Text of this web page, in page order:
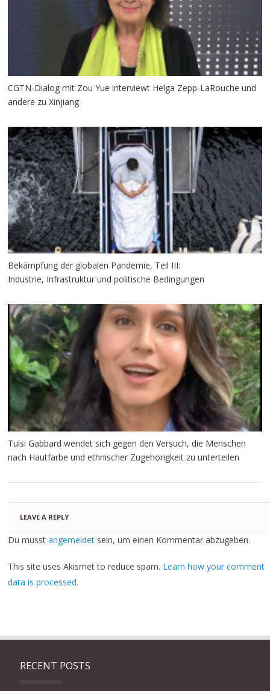
CGTN-Dialog mit Zou Yue interviewt Helga Zepp-LaRouche und
andere zu Xinjiang
Bekämpfung der globalen Pandemie, Teil III:
Industrie, Infrastruktur und politische Bedingungen
Tulsi Gabbard wendet sich gegen den Versuch, die Menschen
nach Hautfarbe und ethnischer Zugehörigkeit zu unterteilen
LEAVE A REPLY
Du musstangemeldet sein, um einen Kommentar abzugeben.
This site uses Akismet to reduce spam. Learn how your comment
data is processed.
RECENT POSTS